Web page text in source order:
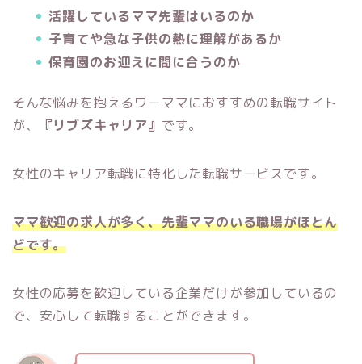
活躍しているママ先輩はいるのか
子育てや急な子供の熱に理解があるか
保育園のお迎えに間に合うのか
そんな悩みを抱えるワーママにおすすめの転職サイト
が、
『リブズキャリア』 です。
女性のキャリア転職に特化した転職サービスです。
ママ歓迎の求人が多く、先輩ママのいる職場がほとん
どです。
女性の応募を歓迎している企業だけが参加しているの
で、安心して転職することができます。